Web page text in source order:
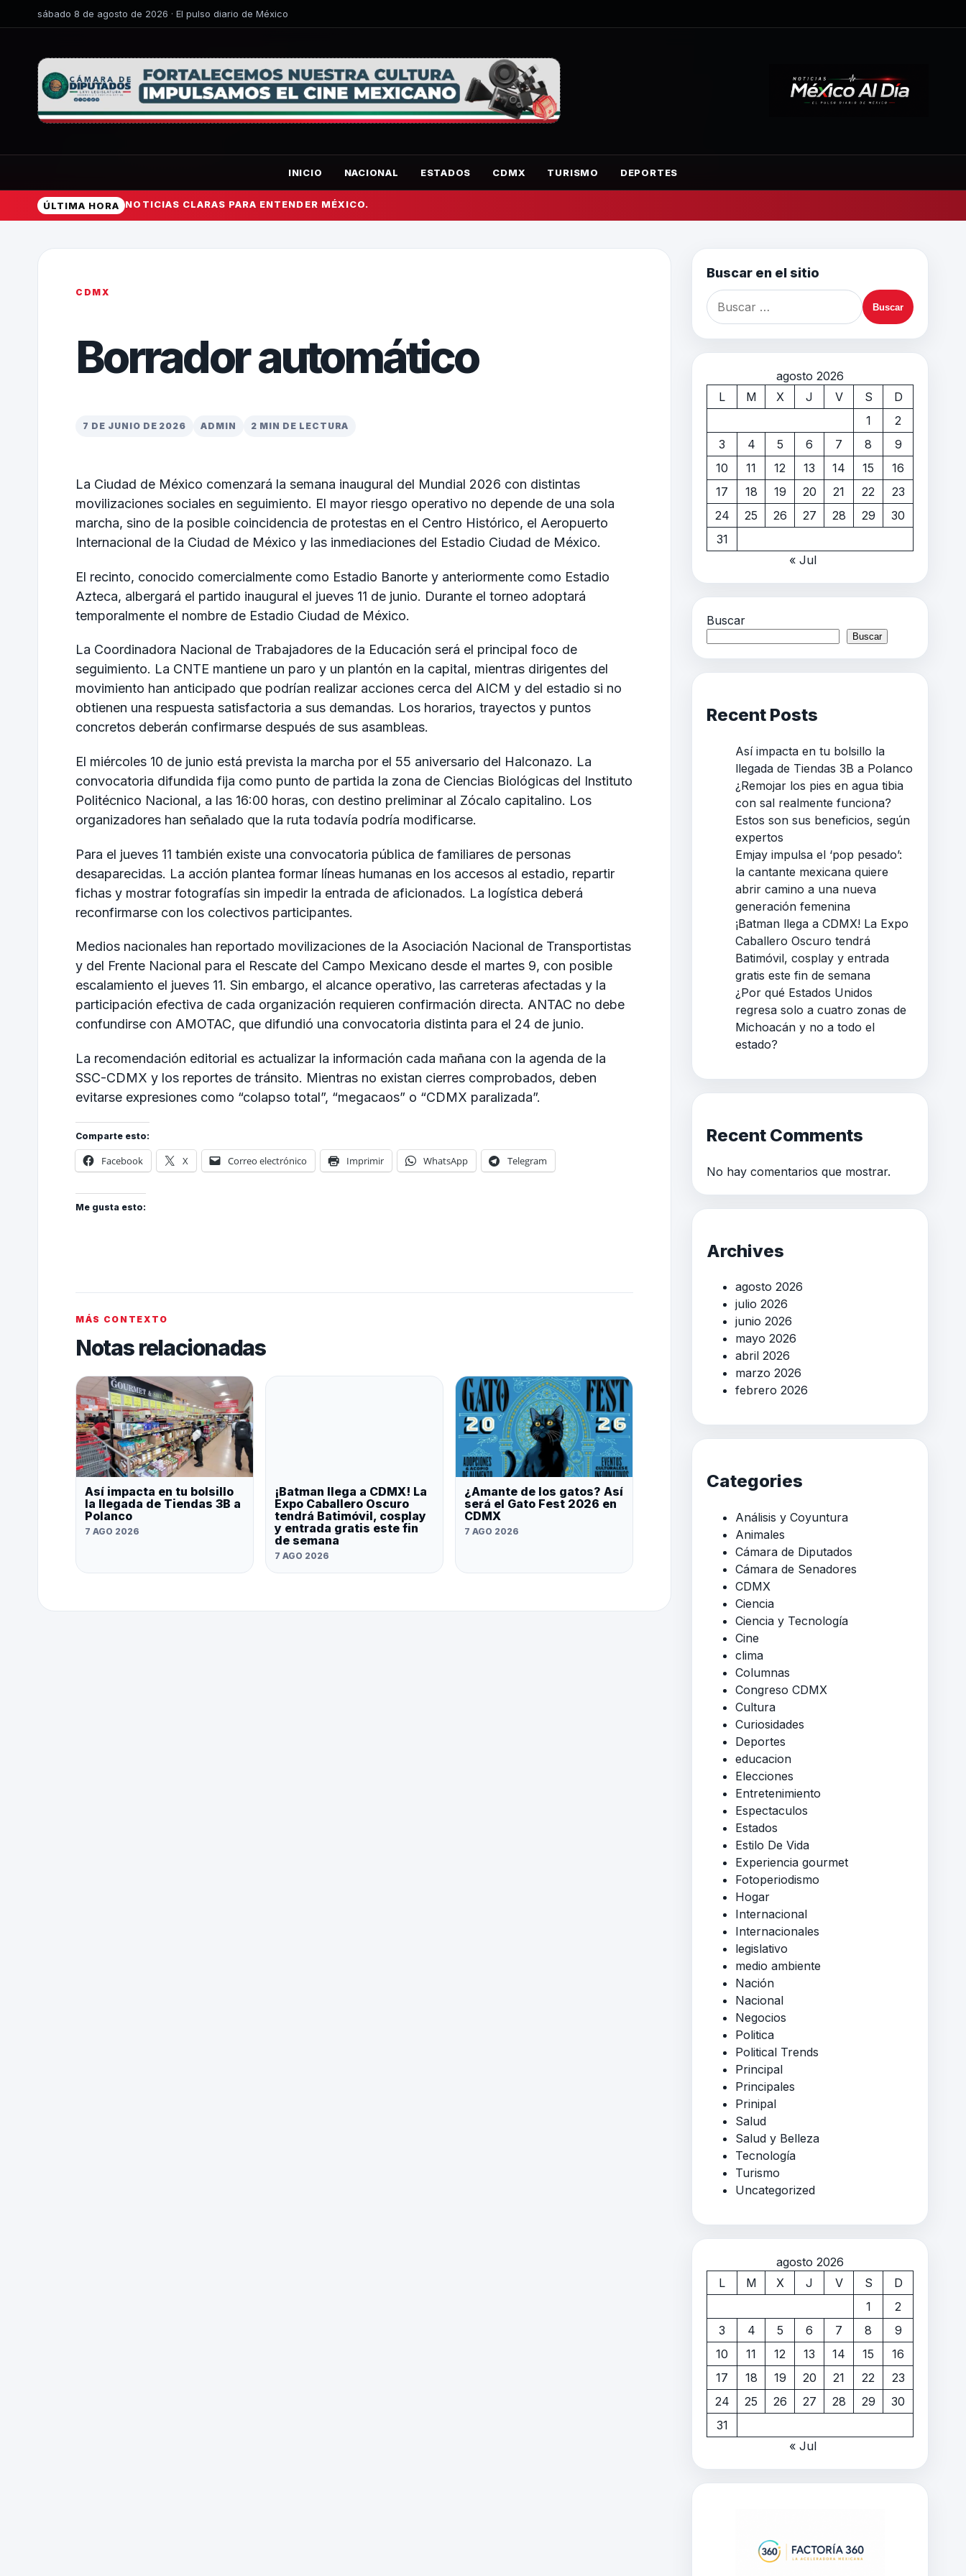
sábado 8 de agosto de 2026 · El pulso diario de México
INICIO NACIONAL ESTADOS CDMX TURISMO DEPORTES
ÚLTIMA HORA NOTICIAS CLARAS PARA ENTENDER MÉXICO.
CDMX
Borrador automático
7 DE JUNIO DE 2026 ADMIN 2 MIN DE LECTURA
La Ciudad de México comenzará la semana inaugural del Mundial 2026 con distintas
movilizaciones sociales en seguimiento. El mayor riesgo operativo no depende de una sola
marcha, sino de la posible coincidencia de protestas en el Centro Histórico, el Aeropuerto
Internacional de la Ciudad de México y las inmediaciones del Estadio Ciudad de México.
El recinto, conocido comercialmente como Estadio Banorte y anteriormente como Estadio
Azteca, albergará el partido inaugural el jueves 11 de junio. Durante el torneo adoptará
temporalmente el nombre de Estadio Ciudad de México.
La Coordinadora Nacional de Trabajadores de la Educación será el principal foco de
seguimiento. La CNTE mantiene un paro y un plantón en la capital, mientras dirigentes del
movimiento han anticipado que podrían realizar acciones cerca del AICM y del estadio si no
obtienen una respuesta satisfactoria a sus demandas. Los horarios, trayectos y puntos
concretos deberán confirmarse después de sus asambleas.
El miércoles 10 de junio está prevista la marcha por el 55 aniversario del Halconazo. La
convocatoria difundida fija como punto de partida la zona de Ciencias Biológicas del Instituto
Politécnico Nacional, a las 16:00 horas, con destino preliminar al Zócalo capitalino. Los
organizadores han señalado que la ruta todavía podría modificarse.
Para el jueves 11 también existe una convocatoria pública de familiares de personas
desaparecidas. La acción plantea formar líneas humanas en los accesos al estadio, repartir
fichas y mostrar fotografías sin impedir la entrada de aficionados. La logística deberá
reconfirmarse con los colectivos participantes.
Medios nacionales han reportado movilizaciones de la Asociación Nacional de Transportistas
y del Frente Nacional para el Rescate del Campo Mexicano desde el martes 9, con posible
escalamiento el jueves 11. Sin embargo, el alcance operativo, las carreteras afectadas y la
participación efectiva de cada organización requieren confirmación directa. ANTAC no debe
confundirse con AMOTAC, que difundió una convocatoria distinta para el 24 de junio.
La recomendación editorial es actualizar la información cada mañana con la agenda de la
SSC-CDMX y los reportes de tránsito. Mientras no existan cierres comprobados, deben
evitarse expresiones como “colapso total”, “megacaos” o “CDMX paralizada”.
Comparte esto:
Facebook X Correo electrónico Imprimir WhatsApp Telegram
Me gusta esto:
MÁS CONTEXTO
Notas relacionadas
Así impacta en tu bolsillo
la llegada de Tiendas 3B a
Polanco
7 AGO 2026
¡Batman llega a CDMX! La
Expo Caballero Oscuro
tendrá Batimóvil, cosplay
y entrada gratis este fin
de semana
7 AGO 2026
¿Amante de los gatos? Así
será el Gato Fest 2026 en
CDMX
7 AGO 2026
Buscar en el sitio
agosto 2026
L
M X J V S
D
1
2
3
4 5 6 7 8
9
10
11 12 13 14 15
16
17
18 19 20 21 22
23
24
25 26 27 28 29
30
31
« Jul
Buscar
Buscar
Recent Posts
Así impacta en tu bolsillo la
llegada de Tiendas 3B a Polanco
¿Remojar los pies en agua tibia
con sal realmente funciona?
Estos son sus beneficios, según
expertos
Emjay impulsa el ‘pop pesado’:
la cantante mexicana quiere
abrir camino a una nueva
generación femenina
¡Batman llega a CDMX! La Expo
Caballero Oscuro tendrá
Batimóvil, cosplay y entrada
gratis este fin de semana
¿Por qué Estados Unidos
regresa solo a cuatro zonas de
Michoacán y no a todo el
estado?
Recent Comments
No hay comentarios que mostrar.
Archives
agosto 2026
julio 2026
junio 2026
mayo 2026
abril 2026
marzo 2026
febrero 2026
Categories
Análisis y Coyuntura
Animales
Cámara de Diputados
Cámara de Senadores
CDMX
Ciencia
Ciencia y Tecnología
Cine
clima
Columnas
Congreso CDMX
Cultura
Curiosidades
Deportes
educacion
Elecciones
Entretenimiento
Espectaculos
Estados
Estilo De Vida
Experiencia gourmet
Fotoperiodismo
Hogar
Internacional
Internacionales
legislativo
medio ambiente
Nación
Nacional
Negocios
Politica
Political Trends
Principal
Principales
Prinipal
Salud
Salud y Belleza
Tecnología
Turismo
Uncategorized
agosto 2026
L
M X J V S
D
1
2
3
4 5 6 7 8
9
10
11 12 13 14 15
16
17
18 19 20 21 22
23
24
25 26 27 28 29
30
31
« Jul